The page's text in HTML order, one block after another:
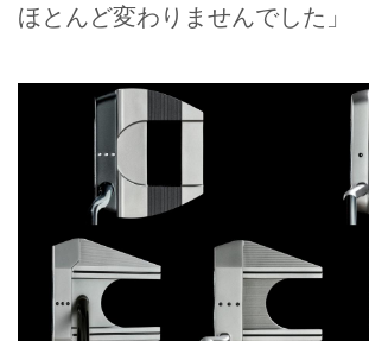
ほとんど変わりませんでした」